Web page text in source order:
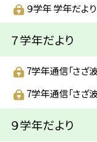
９学年 学年だより
７学年だより
7学年通信「さざ
7学年通信「さざ
９学年だより